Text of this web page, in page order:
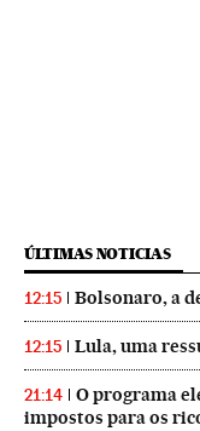
ÚLTIMAS NOTICIAS
12:15 Bolsonaro, a
12:15 Lula, uma
21:14
O programa
impostos para os